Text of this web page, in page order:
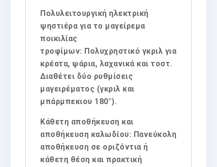
Πολυλειτουργική ηλεκτρική
ψηστιέρα για το μαγείρεμα
ποικιλίας
τροφίμων: Πολυχρηστικό γκριλ για
κρέατα, ψάρια, λαχανικά και τοστ.
Διαθέτει δύο ρυθμίσεις
μαγειρέματος (γκριλ και
μπάρμπεκιου 180°).
Κάθετη αποθήκευση και
αποθήκευση καλωδίου: Πανεύκολη
αποθήκευση σε οριζόντια ή
κάθετη θέση και πρακτική